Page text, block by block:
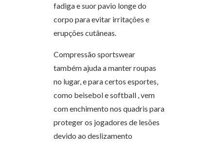
fadiga e suor pavio longe do
corpo para evitar irritações e
erupções cutâneas.
Compressão sportswear
também ajuda a manter roupas
no lugar, e para certos esportes,
como beisebol e softball , vem
com enchimento nos quadris para
proteger os jogadores de lesões
devido ao deslizamento